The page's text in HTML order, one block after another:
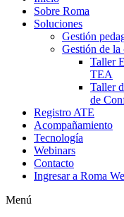
Sobre Roma
Soluciones
Gestión
Gestión de la
Taller
TEA
Taller
de
Registro ATE
Acompañamiento
Tecnología
Webinars
Contacto
Ingresar a Roma
Menú